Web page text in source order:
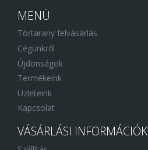
MENÜ
Törtarany felvásárlás
Cégünkről
Újdonságok
Termékeink
Üzleteink
Kapcsolat
VÁSÁRLÁSI INFORMÁCIÓK